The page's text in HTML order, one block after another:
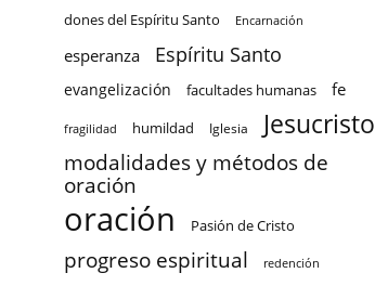
dones del Espíritu Santo Encarnación
esperanza Espíritu Santo
evangelización facultades humanas fe
fragilidad humildad Iglesia Jesucristo
modalidades y métodos de
oración
oración Pasión de Cristo
progreso espiritual redención